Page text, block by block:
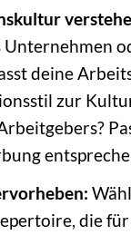
Unternehmen
deine
zur
die